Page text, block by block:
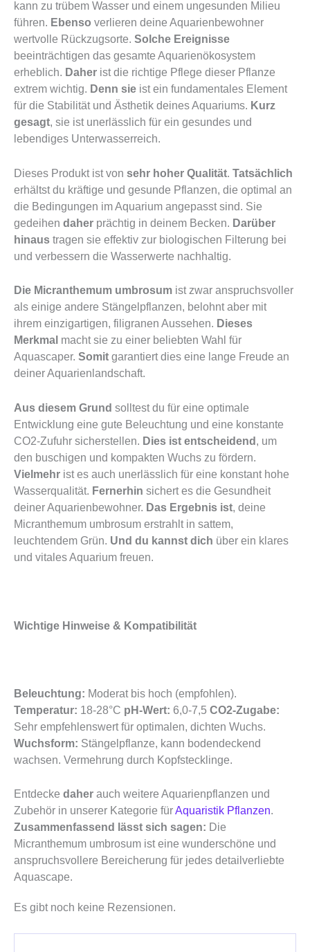
kann zu trübem Wasser und einem ungesunden Milieu
führen. Ebenso verlieren deine Aquarienbewohner
wertvolle Rückzugsorte. Solche Ereignisse
beeinträchtigen das gesamte Aquarienökosystem
erheblich. Daher ist die richtige Pflege dieser Pflanze
extrem wichtig. Denn sie ist ein fundamentales Element
für die Stabilität und Ästhetik deines Aquariums. Kurz
gesagt, sie ist unerlässlich für ein gesundes und
lebendiges Unterwasserreich.
Dieses Produkt ist von sehr hoher Qualität. Tatsächlich
erhältst du kräftige und gesunde Pflanzen, die optimal an
die Bedingungen im Aquarium angepasst sind. Sie
gedeihen daher prächtig in deinem Becken. Darüber
hinaus tragen sie effektiv zur biologischen Filterung bei
und verbessern die Wasserwerte nachhaltig.
Die Micranthemum umbrosum ist zwar anspruchsvoller
als einige andere Stängelpflanzen, belohnt aber mit
ihrem einzigartigen, filigranen Aussehen. Dieses
Merkmal macht sie zu einer beliebten Wahl für
Aquascaper. Somit garantiert dies eine lange Freude an
deiner Aquarienlandschaft.
Aus diesem Grund solltest du für eine optimale
Entwicklung eine gute Beleuchtung und eine konstante
CO2-Zufuhr sicherstellen. Dies ist entscheidend , um
den buschigen und kompakten Wuchs zu fördern.
Vielmehr ist es auch unerlässlich für eine konstant hohe
Wasserqualität. Fernerhin sichert es die Gesundheit
deiner Aquarienbewohner. Das Ergebnis ist, deine
Micranthemum umbrosum erstrahlt in sattem,
leuchtendem Grün. Und du kannst dich über ein klares
und vitales Aquarium freuen.
Wichtige Hinweise & Kompatibilität
Beleuchtung: Moderat bis hoch (empfohlen).
Temperatur: 18-28°C pH-Wert: 6,0-7,5 CO2-Zugabe:
Sehr empfehlenswert für optimalen, dichten Wuchs.
Wuchsform: Stängelpflanze, kann bodendeckend
wachsen. Vermehrung durch Kopfstecklinge.
Entdecke daher auch weitere Aquarienpflanzen und
Zubehör in unserer Kategorie fürAquaristik Pflanzen.
Zusammenfassend lässt sich sagen: Die
Micranthemum umbrosum ist eine wunderschöne und
anspruchsvollere Bereicherung für jedes detailverliebte
Aquascape.
Es gibt noch keine Rezensionen.